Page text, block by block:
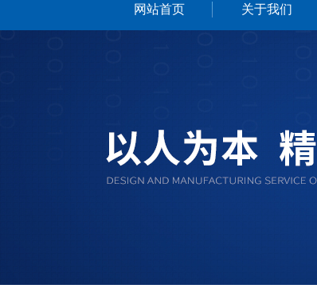
网站首页 关于我们